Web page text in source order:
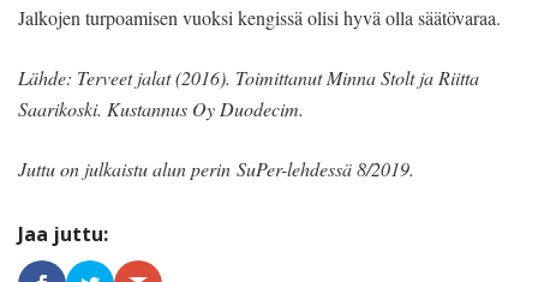
Jalkojen turpoamisen vuoksi kengissä olisi hyvä olla säätövaraa.
Lähde: Terveet jalat (2016). Toimittanut Minna Stolt ja Riitta
Saarikoski. Kustannus Oy Duodecim.
Juttu on julkaistu alun perin SuPer-lehdessä 8/2019.